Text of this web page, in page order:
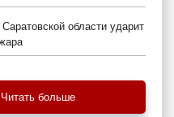
области ударит
Читать больше